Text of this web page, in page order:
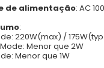
de alimentação: AC
:
220W(max) /
Menor que 2W
Menor que 1W